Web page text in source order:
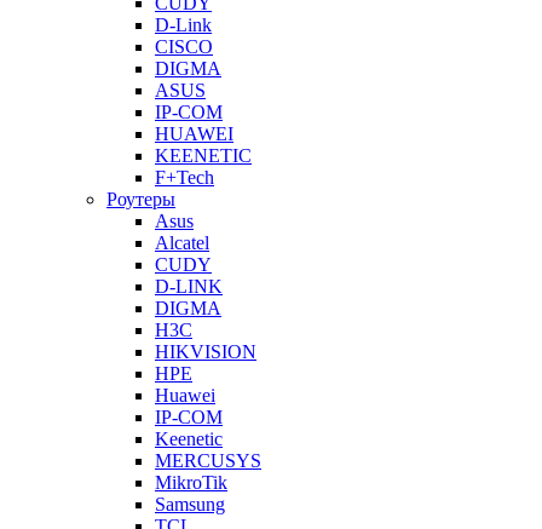
D-Link
CISCO
DIGMA
ASUS
IP-COM
HUAWEI
KEENETIC
F+Tech
Роутеры
Asus
Alcatel
CUDY
D-LINK
DIGMA
H3C
HIKVISION
HPE
Huawei
IP-COM
Keenetic
MERCUSYS
MikroTik
Samsung